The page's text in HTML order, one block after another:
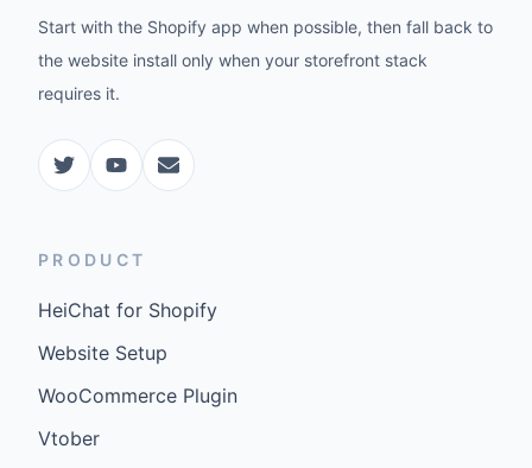
Start with the Shopify app when possible, then fall back to
the website install only when your storefront stack
requires it.
PRODUCT
HeiChat for Shopify
Website Setup
WooCommerce Plugin
Vtober